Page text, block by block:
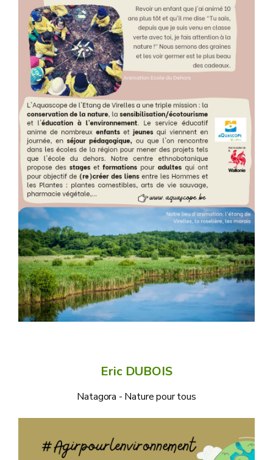
Eric DUBOIS
Natagora - Nature pour tous